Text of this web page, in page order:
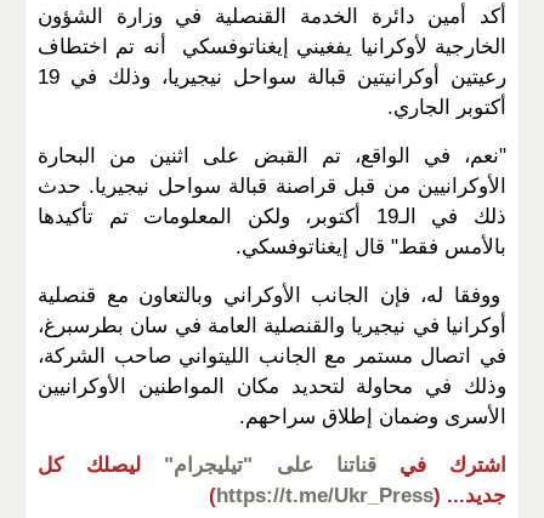
أكد أمين دائرة الخدمة القنصلية في وزارة الشؤون
الخارجية لأوكرانيا يفغيني إيغناتوفسكي أنه تم اختطاف
رعيتين أوكرانيتين قبالة سواحل نيجيريا، وذلك في 19
أكتوبر الجاري.
"نعم، في الواقع، تم القبض على اثنين من البحارة
الأوكرانيين من قبل قراصنة قبالة سواحل نيجيريا. حدث
ذلك في الـ19 أكتوبر، ولكن المعلومات تم تأكيدها
بالأمس فقط" قال إيغناتوفسكي.
ووفقا له، فإن الجانب الأوكراني وبالتعاون مع قنصلية
أوكرانيا في نيجيريا والقنصلية العامة في سان بطرسبرغ،
في اتصال مستمر مع الجانب الليتواني صاحب الشركة،
وذلك في محاولة لتحديد مكان المواطنين الأوكرانيين
الأسرى وضمان إطلاق سراحهم.
اشترك في قناتنا على "تيليجرام"
ليصلك كل
جديد... (
https://t.me/Ukr_Press
)